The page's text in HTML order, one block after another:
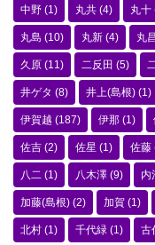
中野 (1) 丸共 (4) 丸十
丸島 (10) 丸新 (4) 丸
久原 (11) 二反田 (5)
井ゲタ (8) 井上(島根) (1)
伊賀越 (187) 伊那 (1)
佐吉 (2) 佐星 (1) 佐藤
八二 (1) 八木澤 (9) 内
加藤(島根) (2) 加賀 (1)
北村 (1) 千代緑 (1) 古